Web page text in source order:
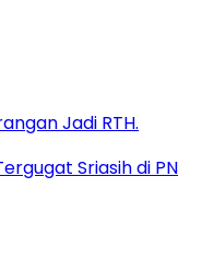
Jadi RTH.